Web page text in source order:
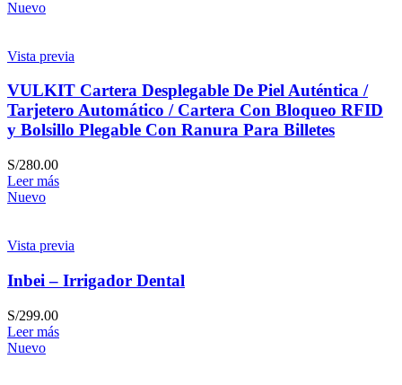
Nuevo
Vista previa
VULKIT Cartera Desplegable De Piel Auténtica /
Tarjetero Automático / Cartera Con Bloqueo RFID
y Bolsillo Plegable Con Ranura Para Billetes
S/280.00
Leer más
Nuevo
Vista previa
Inbei – Irrigador Dental
S/299.00
Leer más
Nuevo